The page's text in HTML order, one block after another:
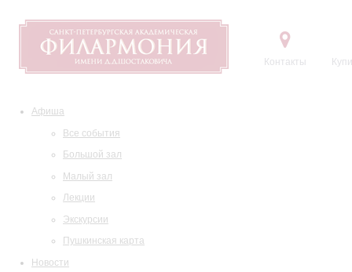
Контакты
Афиша
Все события
Большой зал
Малый зал
Лекции
Экскурсии
Пушкинская карта
Новости